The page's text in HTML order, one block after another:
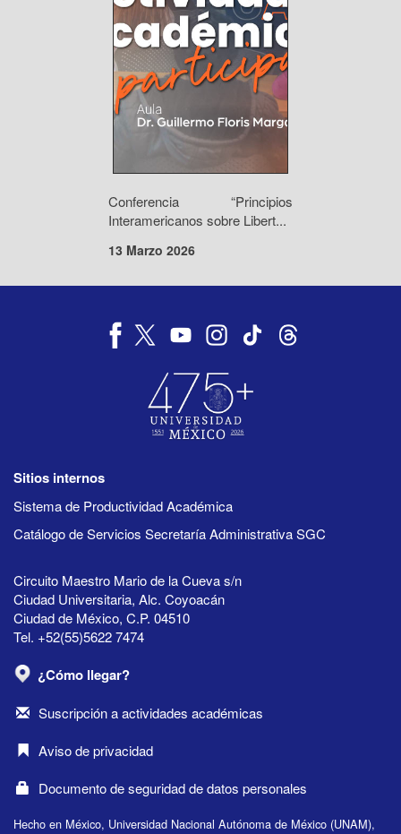
Conferencia “Principios
Interamericanos sobre Libert...
13 Marzo 2026
Sitios internos
Sistema de Productividad Académica
Catálogo de Servicios Secretaría Administrativa SGC
Circuito Maestro Mario de la Cueva s/n
Ciudad Universitaria, Alc. Coyoacán
Ciudad de México, C.P. 04510
Tel. +52(55)5622 7474
¿Cómo llegar?
Suscripción a actividades académicas
Aviso de privacidad
Documento de seguridad de datos personales
Hecho en México, Universidad Nacional Autónoma de México (UNAM),